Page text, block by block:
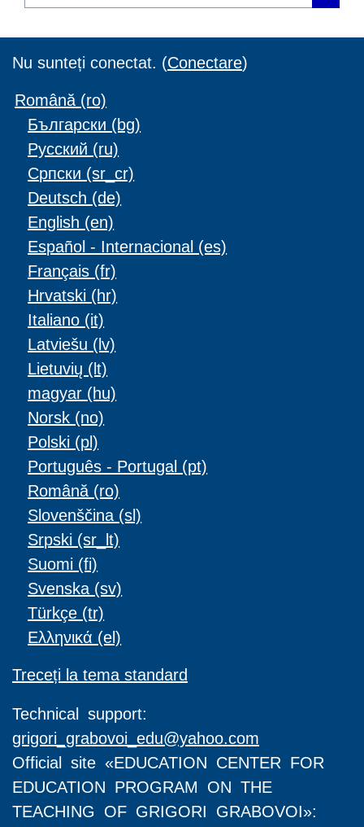
Caută
Nu sunteți conectat. (Conectare)
Română ‎(ro)‎
Български ‎(bg)‎
Русский ‎(ru)‎
Српски ‎(sr_cr)‎
Deutsch ‎(de)‎
English ‎(en)‎
Español - Internacional ‎(es)‎
Français ‎(fr)‎
Hrvatski ‎(hr)‎
Italiano ‎(it)‎
Latviešu ‎(lv)‎
Lietuvių ‎(lt)‎
magyar ‎(hu)‎
Norsk ‎(no)‎
Polski ‎(pl)‎
Português - Portugal ‎(pt)‎
Română ‎(ro)‎
Slovenščina ‎(sl)‎
Srpski ‎(sr_lt)‎
Suomi ‎(fi)‎
Svenska ‎(sv)‎
Türkçe ‎(tr)‎
Ελληνικά ‎(el)‎
Treceți la tema standard
Technical support:
grigori_grabovoi_edu@yahoo.com
Official site «EDUCATION CENTER FOR
EDUCATION PROGRAM ON THE
TEACHING OF GRIGORI GRABOVOI»: